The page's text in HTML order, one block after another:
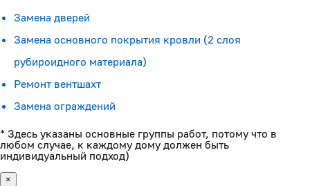
Замена дверей
Замена основного покрытия кровли (2 слоя
рубироидного материала)
Ремонт вентшахт
Замена ограждений
* Здесь указаны основные группы работ, потому что в
любом случае, к каждому дому должен быть
индивидуальный подход)
×